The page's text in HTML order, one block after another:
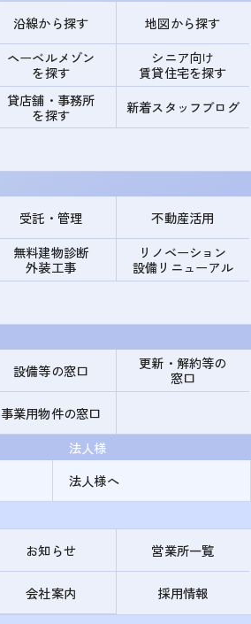
沿線から探す 地図から探す
ヘーベルメゾン
を探す
シニア向け
賃貸住宅を探す
貸店舗・事務所
を探す
新着スタッフブログ
受託・管理 不動産活用
無料建物診断
外装工事
リノベーション
設備リニューアル
設備等の窓口
更新・解約等の
窓口
事業用物件の窓口
法人様
法人様へ
お知らせ 営業所一覧
会社案内 採用情報